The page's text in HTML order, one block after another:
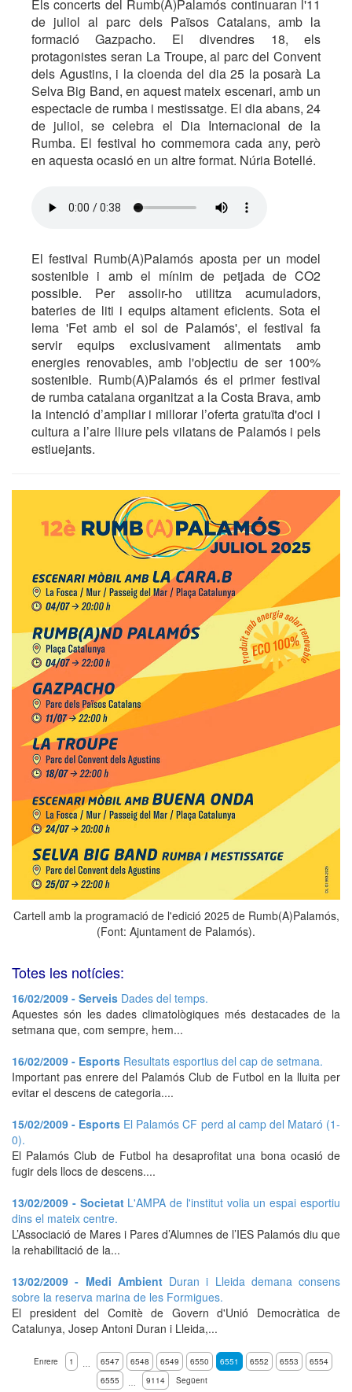
Els concerts del Rumb(A)Palamós continuaran l'11
de juliol al parc dels Països Catalans, amb la
formació Gazpacho. El divendres 18, els
protagonistes seran La Troupe, al parc del Convent
dels Agustins, i la cloenda del dia 25 la posarà La
Selva Big Band, en aquest mateix escenari, amb un
espectacle de rumba i mestissatge. El dia abans, 24
de juliol, se celebra el Dia Internacional de la
Rumba. El festival ho commemora cada any, però
en aquesta ocasió en un altre format. Núria Botellé.
El festival Rumb(A)Palamós aposta per un model
sostenible i amb el mínim de petjada de CO2
possible. Per assolir-ho utilitza acumuladors,
bateries de liti i equips altament eficients. Sota el
lema 'Fet amb el sol de Palamós', el festival fa
servir equips exclusivament alimentats amb
energies renovables, amb l'objectiu de ser 100%
sostenible. Rumb(A)Palamós és el primer festival
de rumba catalana organitzat a la Costa Brava, amb
la intenció d’ampliar i millorar l’oferta gratuïta d'oci i
cultura a l’aire lliure pels vilatans de Palamós i pels
estiuejants.
Cartell amb la programació de l'edició 2025 de Rumb(A)Palamós,
(Font: Ajuntament de Palamós).
Totes les notícies:
16/02/2009 - Serveis Dades del temps.
Aquestes són les dades climatològiques més destacades de la
setmana que, com sempre, hem...
16/02/2009 - Esports Resultats esportius del cap de setmana.
Important pas enrere del Palamós Club de Futbol en la lluita per
evitar el descens de categoria....
15/02/2009 - Esports El Palamós CF perd al camp del Mataró (1-
0).
El Palamós Club de Futbol ha desaprofitat una bona ocasió de
fugir dels llocs de descens....
13/02/2009 - Societat L'AMPA de l'institut volia un espai esportiu
dins el mateix centre.
L’Associació de Mares i Pares d’Alumnes de l’IES Palamós diu que
la rehabilitació de la...
13/02/2009 - Medi Ambient Duran i Lleida demana consens
sobre la reserva marina de les Formigues.
El president del Comitè de Govern d'Unió Democràtica de
Catalunya, Josep Antoni Duran i Lleida,...
Enrere 1 … 6547 6548 6549 6550 6551 6552 6553
6554
6555
… 9114 Següent